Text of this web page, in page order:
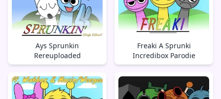
Ays Sprunkin
Rereuploaded
Freaki A Sprunki
Incredibox Parodie